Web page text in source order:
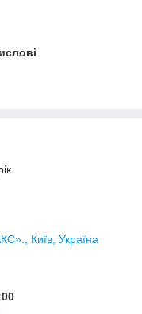
Київ, Україна